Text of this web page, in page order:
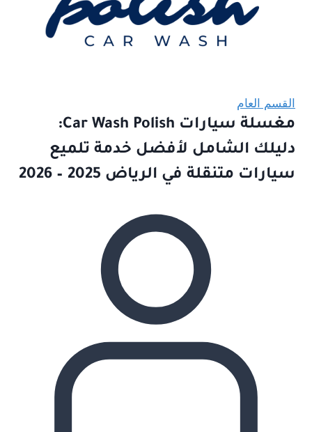
القسم العام
مغسلة سيارات Car Wash Polish:
دليلك الشامل لأفضل خدمة تلميع
سيارات متنقلة في الرياض 2025 – 2026